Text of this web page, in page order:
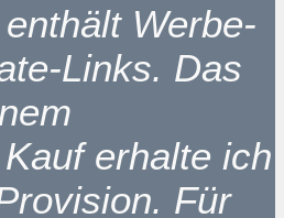
Werbe-
Links. Das
erhalte ich
Für